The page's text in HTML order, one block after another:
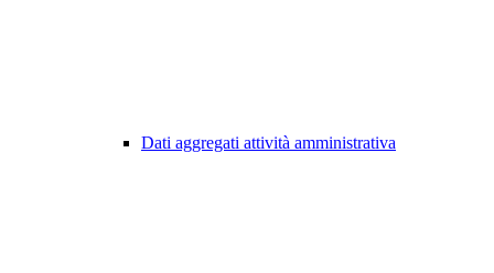
Dati aggregati attività amministrativa